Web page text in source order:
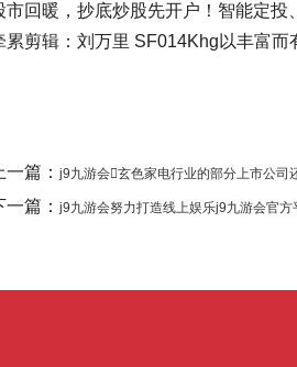
市回暖，抄底炒股先开户！智能定
累剪辑：刘万里 SF014Khg以丰富而
一篇： j9九游会玄色家电行业的部分上市公司
一篇： j9九游会努力打造线上娱乐j9九游会官